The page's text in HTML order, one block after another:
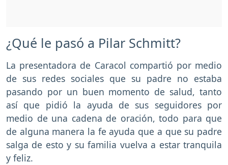
¿Qué le pasó a Pilar Schmitt?
La presentadora de Caracol compartió por medio
de sus redes sociales que su padre no estaba
pasando por un buen momento de salud, tanto
así que pidió la ayuda de sus seguidores por
medio de una cadena de oración, todo para que
de alguna manera la fe ayuda que a que su padre
salga de esto y su familia vuelva a estar tranquila
y feliz.